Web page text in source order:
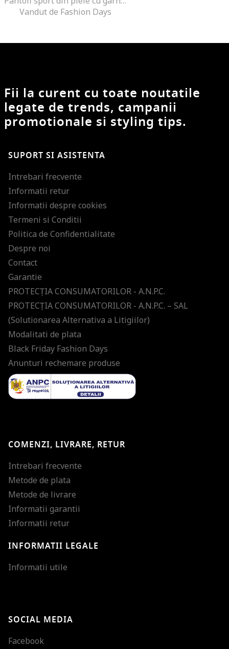
Vandut de Fashion Days
Fii la curent cu toate noutatile
legate de trends, campanii
promotionale si styling tips.
SUPORT SI ASISTENTA
Intrebari frecvente
Informatii retur
Informatii despre cookies
Termeni si Conditii
Politica de Confidentialitate
Despre noi
Contact
Garantie
PROTECŢIA CONSUMATORILOR - A.N.P.C.
PROTECŢIA CONSUMATORILOR - A.N.P.C. – SAL
(Solutionarea Alternativa a Litigiilor)
Modalitati de plata
Black Friday Fashion Days
Anunturi rechemare produse
COMENZI, LIVRARE, RETUR
Intrebari frecvente
Metode de plata
Metode de livrare
Informatii garantii
Informatii retur
INFORMATII LEGALE
Informatii utile
SOCIAL MEDIA
Facebook